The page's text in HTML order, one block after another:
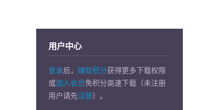
用户中心
登录后， 赚取积分获得更多下载权限
或加入会员免积分高速下载（未注册
用户请先注册）。